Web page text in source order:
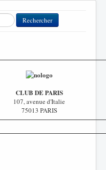
Rechercher
CLUB DE PARIS
107, avenue d'Italie
75013 PARIS